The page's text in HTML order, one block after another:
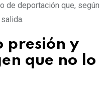
de deportación que, según
presión y
que no lo